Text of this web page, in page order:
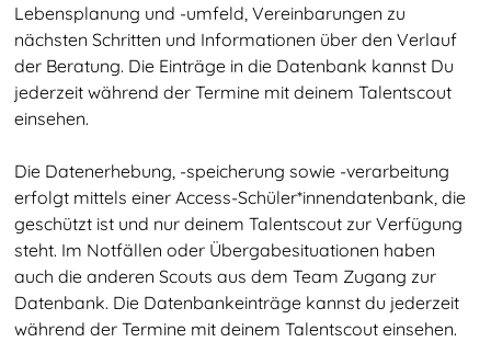
Lebensplanung und -umfeld, Vereinbarungen zu
nächsten Schritten und Informationen über den Verlauf
der Beratung. Die Einträge in die Datenbank kannst Du
jederzeit während der Termine mit deinem Talentscout
einsehen.
Die Datenerhebung, -speicherung sowie -verarbeitung
erfolgt mittels einer Access-Schüler*innendatenbank, die
geschützt ist und nur deinem Talentscout zur Verfügung
steht. Im Notfällen oder Übergabesituationen haben
auch die anderen Scouts aus dem Team Zugang zur
Datenbank. Die Datenbankeinträge kannst du jederzeit
während der Termine mit deinem Talentscout einsehen.